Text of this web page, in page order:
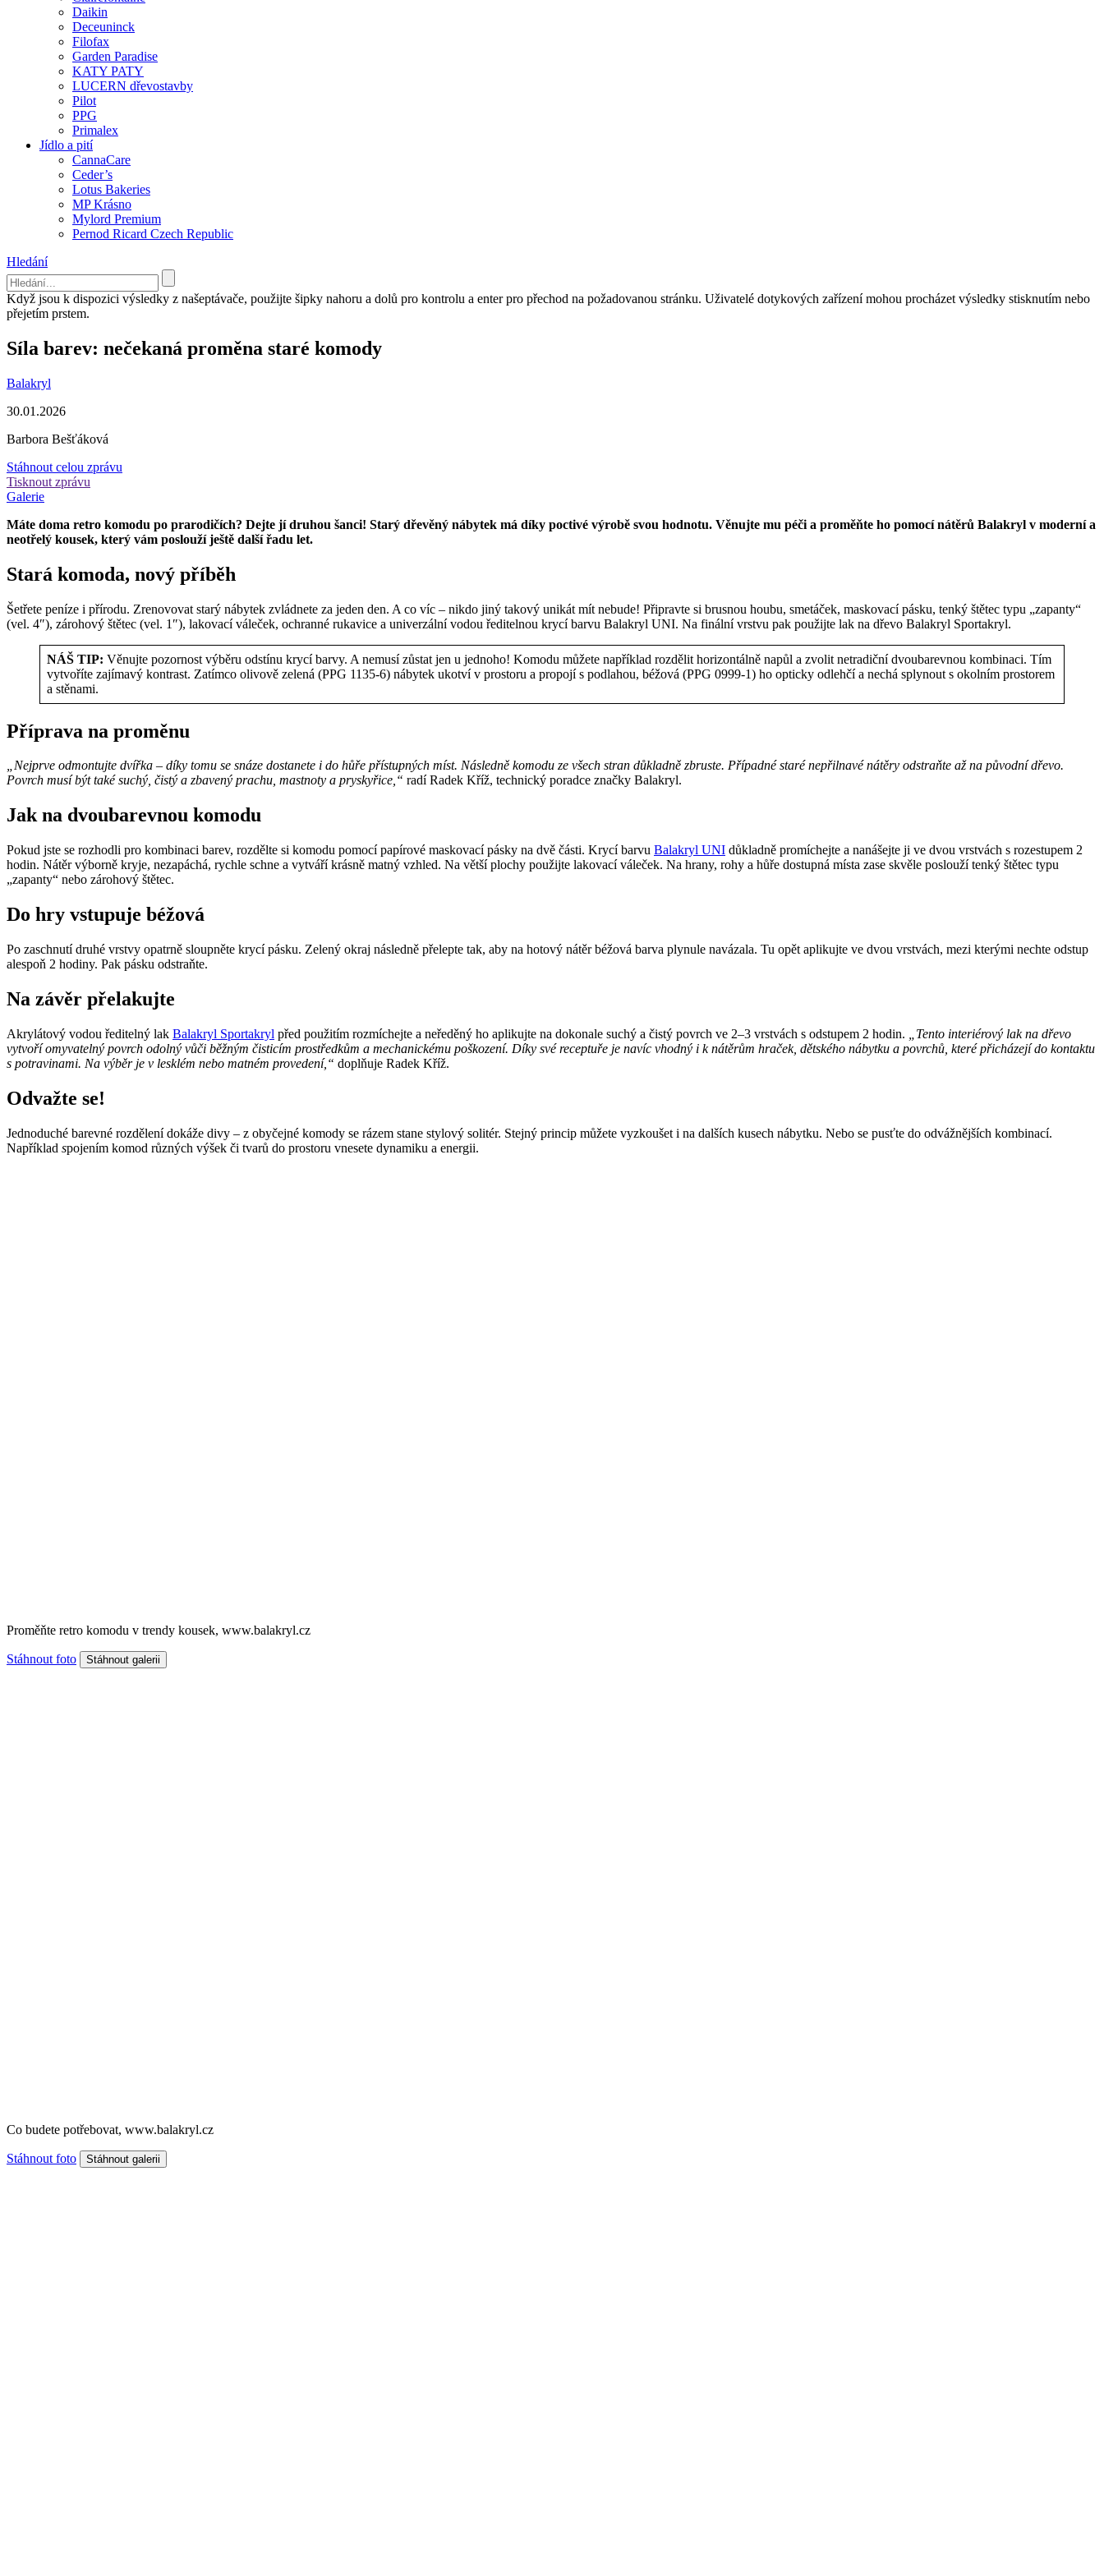
Daikin
Deceuninck
Filofax
Garden Paradise
KATY PATY
LUCERN dřevostavby
Pilot
PPG
Primalex
Jídlo a pití
CannaCare
Ceder’s
Lotus Bakeries
MP Krásno
Mylord Premium
Pernod Ricard Czech Republic
Hledání
Když jsou k dispozici výsledky z našeptávače, použijte šipky nahoru a dolů pro kontrolu a enter pro přechod na požadovanou stránku. Uživatelé dotykových zařízení mohou procházet výsledky stisknutím nebo
přejetím prstem.
Síla barev: nečekaná proměna staré komody
Balakryl
30.01.2026
Barbora Bešťáková
Stáhnout celou zprávu
Tisknout zprávu
Galerie
Máte doma retro komodu po prarodičích? Dejte jí druhou šanci! Starý dřevěný nábytek má díky poctivé výrobě svou hodnotu. Věnujte mu péči a proměňte ho pomocí nátěrů Balakryl v moderní a
neotřelý kousek, který vám poslouží ještě další řadu let.
Stará komoda, nový příběh
Šetřete peníze i přírodu. Zrenovovat starý nábytek zvládnete za jeden den. A co víc – nikdo jiný takový unikát mít nebude! Připravte si brusnou houbu, smetáček, maskovací pásku, tenký štětec typu „zapanty“
(vel. 4″), zárohový štětec (vel. 1″), lakovací váleček, ochranné rukavice a univerzální vodou ředitelnou krycí barvu Balakryl UNI. Na finální vrstvu pak použijte lak na dřevo Balakryl Sportakryl.
NÁŠ TIP: Věnujte pozornost výběru odstínu krycí barvy. A nemusí zůstat jen u jednoho! Komodu můžete například rozdělit horizontálně napůl a zvolit netradiční dvoubarevnou kombinaci. Tím
vytvoříte zajímavý kontrast. Zatímco olivově zelená (PPG 1135-6) nábytek ukotví v prostoru a propojí s podlahou, béžová (PPG 0999-1) ho opticky odlehčí a nechá splynout s okolním prostorem
a stěnami.
Příprava na proměnu
„Nejprve odmontujte dvířka – díky tomu se snáze dostanete i do hůře přístupných míst. Následně komodu ze všech stran důkladně zbruste. Případné staré nepřilnavé nátěry odstraňte až na původní dřevo.
Povrch musí být také suchý, čistý a zbavený prachu, mastnoty a pryskyřice,“ radí Radek Kříž, technický poradce značky Balakryl.
Jak na dvoubarevnou komodu
Pokud jste se rozhodli pro kombinaci barev, rozdělte si komodu pomocí papírové maskovací pásky na dvě části. Krycí barvu Balakryl UNI důkladně promíchejte a nanášejte ji ve dvou vrstvách s rozestupem 2
hodin. Nátěr výborně kryje, nezapáchá, rychle schne a vytváří krásně matný vzhled. Na větší plochy použijte lakovací váleček. Na hrany, rohy a hůře dostupná místa zase skvěle poslouží tenký štětec typu
„zapanty“ nebo zárohový štětec.
Do hry vstupuje béžová
Po zaschnutí druhé vrstvy opatrně sloupněte krycí pásku. Zelený okraj následně přelepte tak, aby na hotový nátěr béžová barva plynule navázala. Tu opět aplikujte ve dvou vrstvách, mezi kterými nechte odstup
alespoň 2 hodiny. Pak pásku odstraňte.
Na závěr přelakujte
Akrylátový vodou ředitelný lak Balakryl Sportakryl před použitím rozmíchejte a neředěný ho aplikujte na dokonale suchý a čistý povrch ve 2–3 vrstvách s odstupem 2 hodin.
„Tento interiérový lak na dřevo
vytvoří omyvatelný povrch odolný vůči běžným čisticím prostředkům a mechanickému poškození. Díky své receptuře je navíc vhodný i k nátěrům hraček, dětského nábytku a povrchů, které přicházejí do kontaktu
s potravinami. Na výběr je v lesklém nebo matném provedení,“ doplňuje Radek Kříž.
Odvažte se!
Jednoduché barevné rozdělení dokáže divy – z obyčejné komody se rázem stane stylový solitér. Stejný princip můžete vyzkoušet i na dalších kusech nábytku. Nebo se pusťte do odvážnějších kombinací.
Například spojením komod různých výšek či tvarů do prostoru vnesete dynamiku a energii.
Proměňte retro komodu v trendy kousek, www.balakryl.cz
Stáhnout foto
Co budete potřebovat, www.balakryl.cz
Stáhnout foto